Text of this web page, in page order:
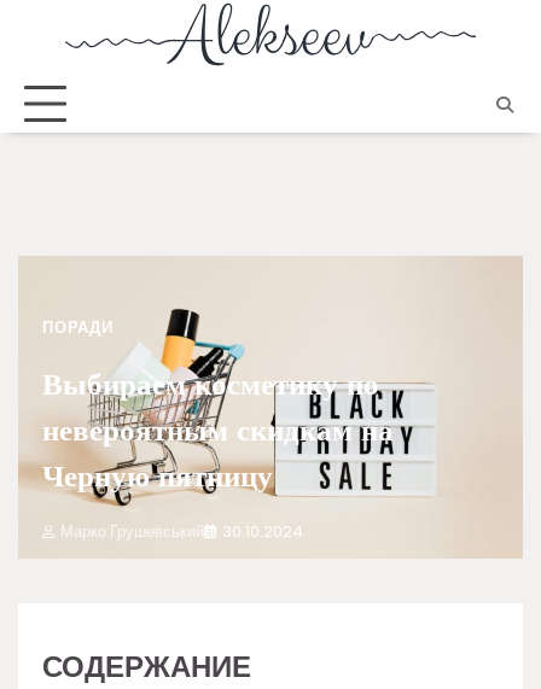
ПОРАДИ
Выбираем косметику по
невероятным скидкам на
Черную пятницу
Марко Грушевський 30.10.2024
СОДЕРЖАНИЕ